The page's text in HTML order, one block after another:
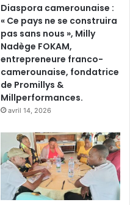
Diaspora camerounaise :
« Ce pays ne se construira
pas sans nous », Milly
Nadège FOKAM,
entrepreneure franco-
camerounaise, fondatrice
de Promillys &
Millperformances.
avril 14, 2026